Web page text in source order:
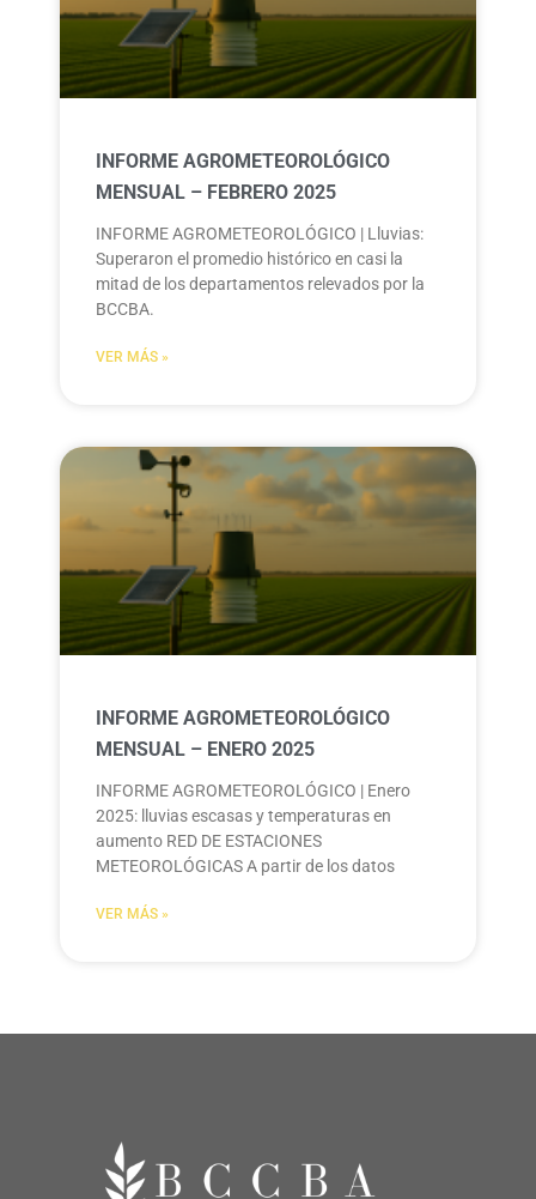
INFORME AGROMETEOROLÓGICO
MENSUAL – FEBRERO 2025
INFORME AGROMETEOROLÓGICO | Lluvias:
Superaron el promedio histórico en casi la
mitad de los departamentos relevados por la
BCCBA.
VER MÁS »
INFORME AGROMETEOROLÓGICO
MENSUAL – ENERO 2025
INFORME AGROMETEOROLÓGICO | Enero
2025: lluvias escasas y temperaturas en
aumento RED DE ESTACIONES
METEOROLÓGICAS A partir de los datos
VER MÁS »